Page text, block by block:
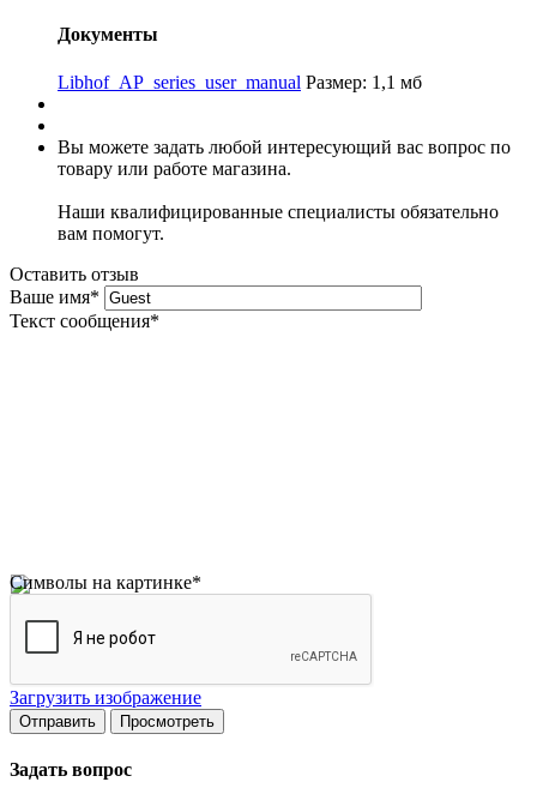
Документы
Libhof_AP_series_user_manual Размер: 1,1 мб
Вы можете задать любой интересующий вас вопрос по
товару или работе магазина.
Наши квалифицированные специалисты обязательно
вам помогут.
Оставить отзыв
Ваше имя*
Текст сообщения*
Символы на картинке*
Загрузить изображение
Задать вопрос